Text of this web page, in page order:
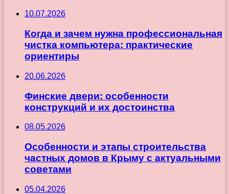
10.07.2026
Когда и зачем нужна профессиональная
чистка компьютера: практические
ориентиры
20.06.2026
Финские двери: особенности
конструкций и их достоинства
08.05.2026
Особенности и этапы строительства
частных домов в Крыму с актуальными
советами
05.04.2026